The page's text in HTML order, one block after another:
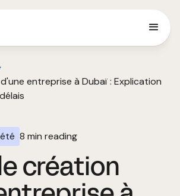
entreprise à Dubaï : Explication
8 min reading
création